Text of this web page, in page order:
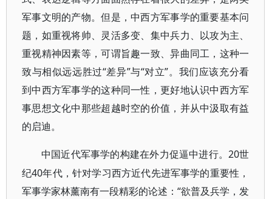
军事文明的产物。但是，中西方军事学的重要基本问
题，如重视将帅、灵活多变、集中兵力、以攻为主、
重视精神因素等，可谓旨趣一致、异曲同工，这种一
致与相似远远胜过“差异”与“对立”。我们应该充分看
到中西方军事学的这种同一性，更好地认识中西方军
事思想文化中那些超越时空的价值，并从中汲取有益
的启迪。
中国近代军事学的构建在外力促逼中进行。 20世
纪40年代，针对学习西方近代先进军事学的重要性，
军事学家林薰南有一段精彩的论述：“欲普及兵学，发